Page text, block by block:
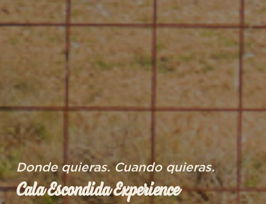
Donde quieras. Cuando quieras.
Cala Escondida Experience